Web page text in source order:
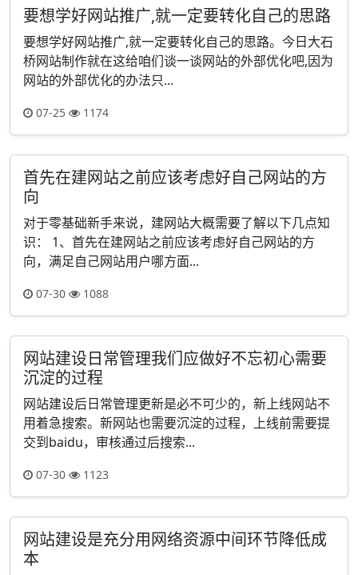
要想学好网站推广,就一定要转化自己的思路
要想学好网站推广,就一定要转化自己的思路。今日大石
桥网站制作就在这给咱们谈一谈网站的外部优化吧,因为
网站的外部优化的办法只...
07-25 1174
首先在建网站之前应该考虑好自己网站的方
向
对于零基础新手来说，建网站大概需要了解以下几点知
识： 1、首先在建网站之前应该考虑好自己网站的方
向，满足自己网站用户哪方面...
07-30 1088
网站建设日常管理我们应做好不忘初心需要
沉淀的过程
网站建设后日常管理更新是必不可少的，新上线网站不
用着急搜索。新网站也需要沉淀的过程，上线前需要提
交到baidu，审核通过后搜索...
07-30 1123
网站建设是充分用网络资源中间环节降低成
本